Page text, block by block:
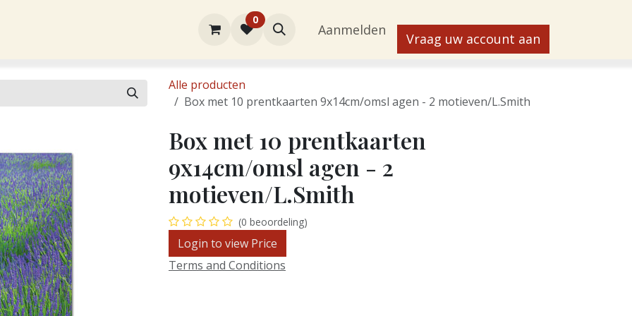
Contact
0
Aanmelden
Vraag uw account aan
Alle producten
Box met 10 prentkaarten 9x14cm/omsl agen - 2 motieven/L.Smith
Box met 10 prentkaarten
9x14cm/omsl agen - 2
motieven/L.Smith
(0 beoordeling)
Login to view Price
Terms and Conditions